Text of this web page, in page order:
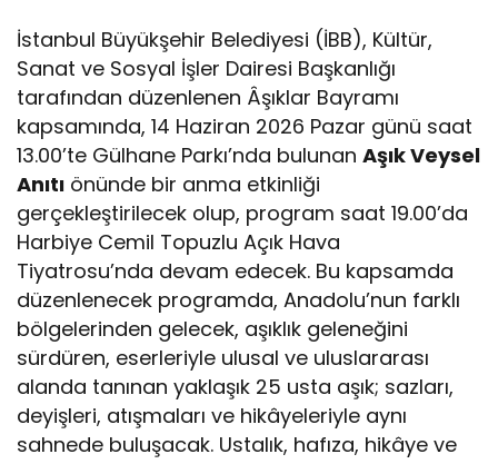
İstanbul Büyükşehir Belediyesi (İBB), Kültür,
Sanat ve Sosyal İşler Dairesi Başkanlığı
tarafından düzenlenen Âşıklar Bayramı
kapsamında, 14 Haziran 2026 Pazar günü saat
13.00’te Gülhane Parkı’nda bulunanAşık Veysel
Anıtı önünde bir anma etkinliği
gerçekleştirilecek olup, program saat 19.00’da
Harbiye Cemil Topuzlu Açık Hava
Tiyatrosu’nda devam edecek. Bu kapsamda
düzenlenecek programda, Anadolu’nun farklı
bölgelerinden gelecek, aşıklık geleneğini
sürdüren, eserleriyle ulusal ve uluslararası
alanda tanınan yaklaşık 25 usta aşık; sazları,
deyişleri, atışmaları ve hikâyeleriyle aynı
sahnede buluşacak. Ustalık, hafıza, hikâye ve